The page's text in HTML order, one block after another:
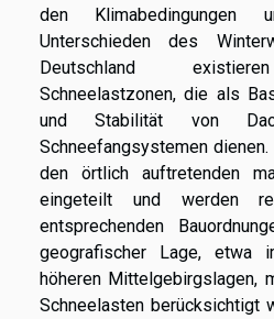
den Klimabedingungen
Unterschieden des
Deutschland
Schneelastzonen, die als
und Stabilität von
Schneefangsystemen
den örtlich auftretenden
eingeteilt und werden
entsprechenden
geografischer Lage, etwa
höheren Mittelgebirgslagen,
Schneelasten berücksichtigt